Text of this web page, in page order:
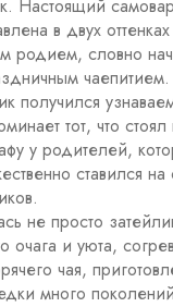
Настоящий
в двух
родием, словно
чаепитием.
тот, что
у родителей,
ставился на
не просто
очага и уюта,
чая,
много